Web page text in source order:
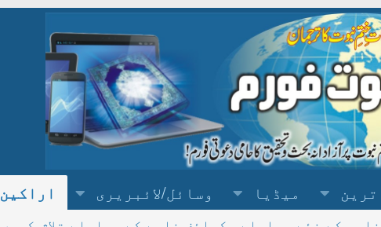
میڈیا وسائل/لائبریری اراکین